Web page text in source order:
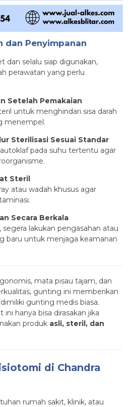
dan Penyimpanan
dan selalu siap digunakan,
perawatan yang perlu
Setelah Pemakaian
untuk menghindari sisa darah
menempel.
Sterilisasi Sesuai Standar
pada suhu tertentu agar
Steril
atau wadah khusus agar
Secara Berkala
lakukan pengasahan atau
baru untuk menjaga keamanan
mata pisau tajam, dan
gunting ini memberikan
gunting medis biasa.
hanya bisa dirasakan jika
produk asli, steril, dan
di Chandra
rumah sakit, klinik, atau